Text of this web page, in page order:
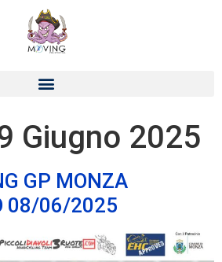
Giugno 2025
GP MONZA
08/06/2025